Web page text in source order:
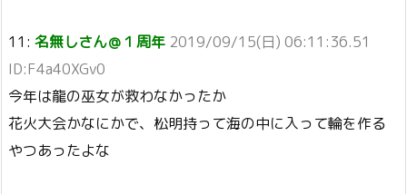
11: 名無しさん＠１周年 2019/09/15(日) 06:11:36.51
ID:F4a40XGv0
今年は龍の巫女が救わなかったか
花火大会かなにかで、松明持って海の中に入って輪を作る
やつあったよな